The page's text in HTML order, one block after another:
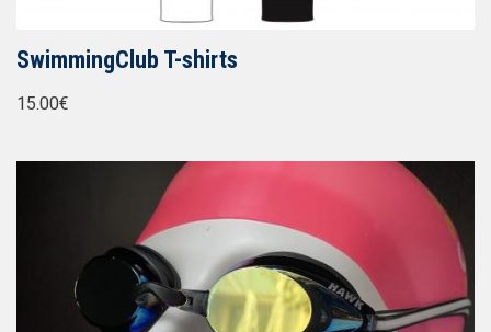
SwimmingClub T-shirts
15.00€